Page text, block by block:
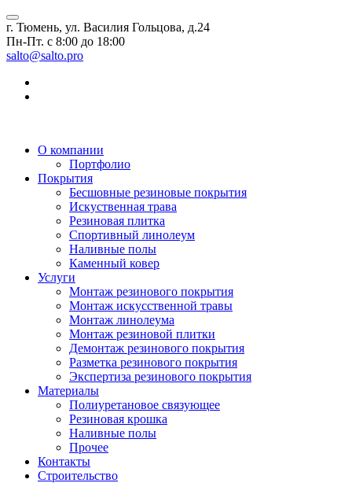
г. Тюмень, ул. Василия Гольцова, д.24
Пн-Пт. с 8:00 до 18:00
salto@salto.pro
О компании
Портфолио
Покрытия
Бесшовные резиновые покрытия
Искуственная трава
Резиновая плитка
Спортивный линолеум
Наливные полы
Каменный ковер
Услуги
Монтаж резинового покрытия
Монтаж искусственной травы
Монтаж линолеума
Монтаж резиновой плитки
Демонтаж резинового покрытия
Разметка резинового покрытия
Экспертиза резинового покрытия
Материалы
Полиуретановое связующее
Резиновая крошка
Наливные полы
Прочее
Контакты
Строительство